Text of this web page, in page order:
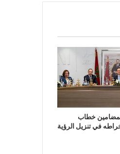
بمضامين خطاب
في تنزيل الرؤية